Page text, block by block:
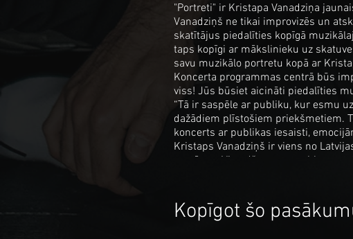
"Portreti" ir Kristapa Vanadziņa
Vanadziņš ne tikai improvizēs un
skatītājus piedalīties kopīgā
taps kopīgi ar mākslinieku uz
savu muzikālo portretu kopā ar
Koncerta programmas centrā būs
viss! Jūs būsiet aicināti piedalīties
“Tā ir saspēle ar publiku, kur esmu
dažādiem plīstošiem priekšmetiem.
koncerts ar publikas iesaisti,
Kristaps Vanadziņš ir viens no
sastāvus. Viņa džeza ansambļu
albums”.
Aicinām jūs piedalīties šajā
Kopīgot šo